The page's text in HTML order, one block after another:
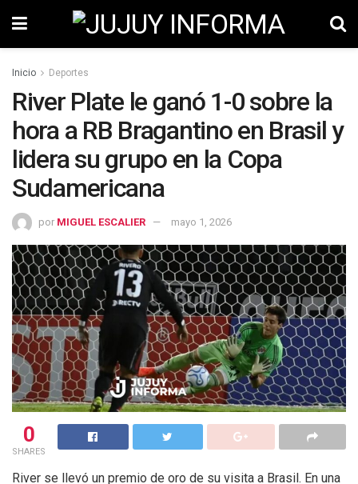
Inicio Deportes
River Plate le ganó 1-0 sobre la
hora a RB Bragantino en Brasil y
lidera su grupo en la Copa
Sudamericana
por MIGUEL ESCALIER mayo 1, 2026
0
SHARES
River se llevó un premio de oro de su visita a Brasil. En una